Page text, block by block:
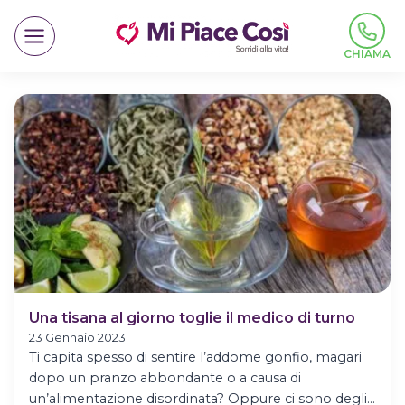
contenuto
CHIAMA
Una tisana al giorno toglie il medico di turno
23 Gennaio 2023
Ti capita spesso di sentire l’addome gonfio, magari
dopo un pranzo abbondante o a causa di
un’alimentazione disordinata? Oppure ci sono degli…